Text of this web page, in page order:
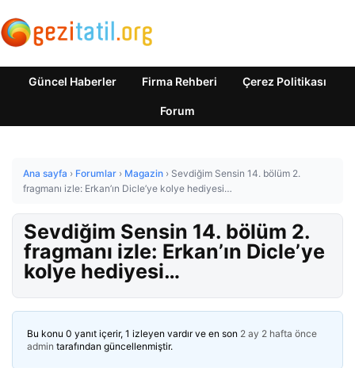
Güncel Haberler Firma Rehberi Çerez Politikası
Forum
Ana sayfa › Forumlar › Magazin › Sevdiğim Sensin 14. bölüm 2.
fragmanı izle: Erkan’ın Dicle’ye kolye hediyesi…
Sevdiğim Sensin 14. bölüm 2.
fragmanı izle: Erkan’ın Dicle’ye
kolye hediyesi…
Bu konu 0 yanıt içerir, 1 izleyen vardır ve en son 2 ay 2 hafta önce
admin tarafından güncellenmiştir.